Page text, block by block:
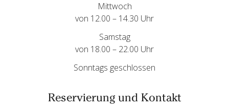
Mittwoch
von 12.00 – 14.30 Uhr
Samstag
von 18.00 – 22.00 Uhr
Sonntags geschlossen
Reservierung und Kontakt